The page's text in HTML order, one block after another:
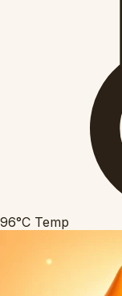
96°C Temp